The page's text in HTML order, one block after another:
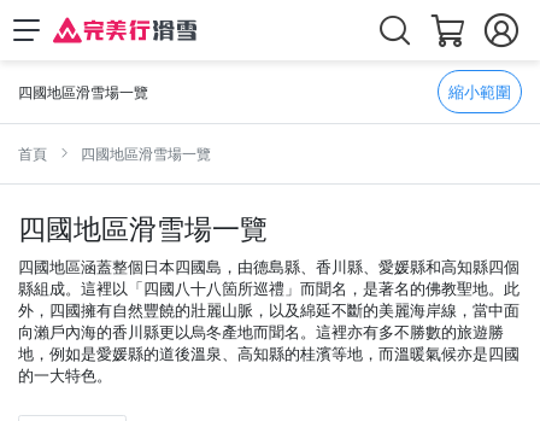
四國地區滑雪場一覽 縮小範圍
首頁 四國地區滑雪場一覽
四國地區滑雪場一覽
四國地區涵蓋整個日本四國島，由德島縣、香川縣、愛媛縣和高知縣四個
縣組成。這裡以「四國八十八箇所巡禮」而聞名，是著名的佛教聖地。此
外，四國擁有自然豐饒的壯麗山脈，以及綿延不斷的美麗海岸線，當中面
向瀨戶內海的香川縣更以烏冬產地而聞名。這裡亦有多不勝數的旅遊勝
地，例如是愛媛縣的道後溫泉、高知縣的桂濱等地，而溫暖氣候亦是四國
的一大特色。